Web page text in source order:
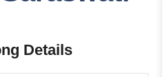
Details